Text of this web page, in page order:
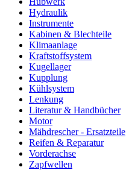
Hydraulik
Instrumente
Kabinen & Blechteile
Klimaanlage
Kraftstoffsystem
Kugellager
Kupplung
Kühlsystem
Lenkung
Literatur & Handbücher
Motor
Mähdrescher - Ersatzteile
Reifen & Reparatur
Vorderachse
Zapfwellen